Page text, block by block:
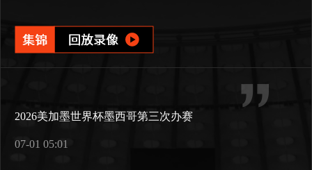
2026美加墨世界杯墨西哥第三次办赛
07-01 05:01